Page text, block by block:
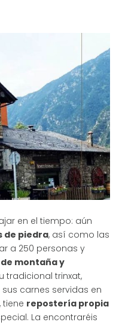
en el tiempo: aún
de piedra, así como las
a 250 personas y
montaña y
tradicional trinxat,
carnes servidas en
repostería propia
La encontraréis